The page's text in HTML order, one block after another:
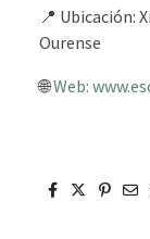
📍 Ubicación:
Ourense
🌐Web: